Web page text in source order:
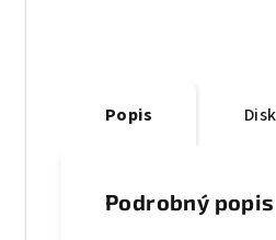
Popis
Podrobný popis